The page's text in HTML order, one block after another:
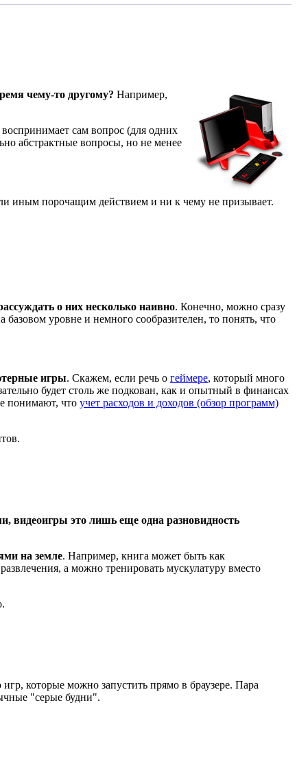
чему-то другому? Например,
сам вопрос (для одних
абстрактные вопросы, но не менее
иным порочащим действием и ни к чему не призывает.
о них несколько наивно. Конечно, можно сразу
уровне и немного сообразителен, то понять, что
игры. Скажем, если речь о геймере, который много
будет столь же подкован, как и опытный в финансах
понимают, что учет расходов и доходов (обзор программ)
это лишь еще одна разновидность
на земле. Например, книга может быть как
а можно тренировать мускулатуру вместо
которые можно запустить прямо в браузере. Пара
"серые будни".